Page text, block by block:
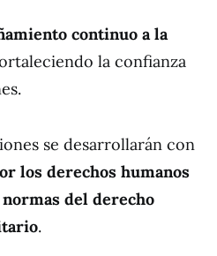
continuo a la
la confianza
se desarrollarán con
los derechos humanos
normas del derecho
.